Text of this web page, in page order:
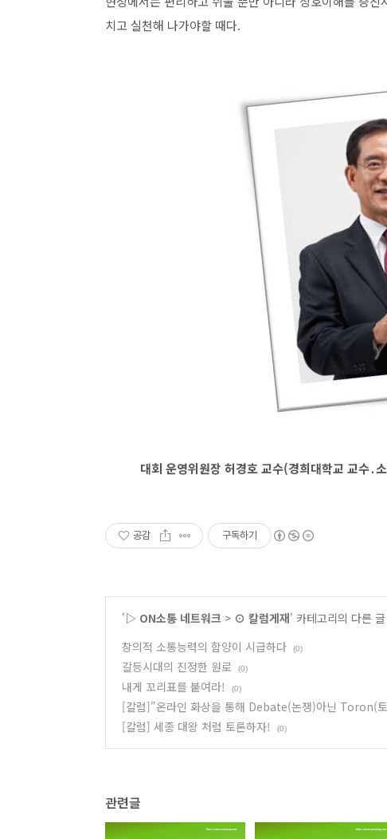
치고 실천해 나가야할 때다.
대회 운영위원장 허경호 교수(경희대학교 교수․
공감 구독하기
'▷ ON소통 네트워크 > ⊙ 칼럼게재' 카테고리의 다른 글
창의적 소통능력의 함양이 시급하다
(0)
갈등시대의 진정한 원로 (0)
내게 꼬리표를 붙여라! (0)
[칼럼]"온라인 화상을 통해 Debate(논쟁)아닌 Toron(
[칼럼] 세종 대왕 처럼 토론하자! (0)
관련글